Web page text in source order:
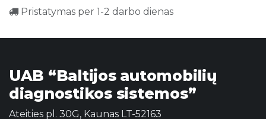
Pristatymas per 1-2 darbo dienas
UAB “Baltijos automobilių
diagnostikos sistemos”
Ateities pl. 30G, Kaunas LT-52163